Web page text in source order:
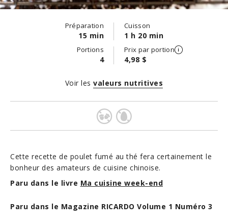
Préparation
15 min
Cuisson
1 h 20 min
Portions
4
Prix par portion
4,98 $
Cette recette de poulet fumé au thé fera certainement le
bonheur des amateurs de cuisine chinoise.
Paru dans le livre Ma cuisine week-end
Paru dans le Magazine RICARDO Volume 1 Numéro 3
Voir les valeurs nutritives